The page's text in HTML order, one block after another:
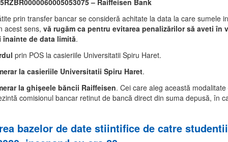
prin transfer bancar se consideră achitate la data la care sumele
acest sens, vă rugăm ca pentru evitarea penalizărilor să aveti
înainte de data limită.
prin POS la casieriile Universitatii Spiru Haret.
la casieriile Universitatii Spiru Haret.
la ghișeele băncii Raiffeisen. Cei care aleg această
comisionul bancar retinut de bancă direct din suma depusă, în
bazelor de date stiintifice de catre